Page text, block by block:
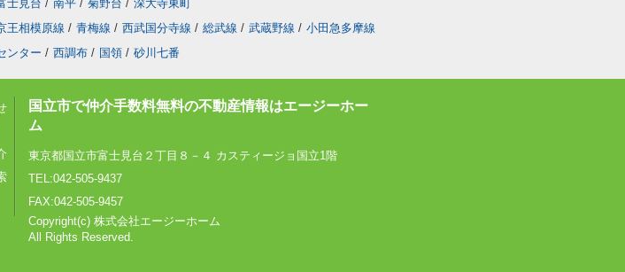
士見台 / 南平 / 菊野台 / 深大寺東町
王相模原線 / 青梅線 / 西武国分寺線 / 総武線 / 武蔵野線 / 小田急多摩線
ンター / 西調布 / 国領 / 砂川七番
国立市で仲介手数料無料の不動産情報はエージーホー
ム
東京都国立市富士見台２丁目８－４ カスティージョ国立1階
TEL:042-505-9437
FAX:042-505-9457
Copyright(c) 株式会社エージーホーム
All Rights Reserved.